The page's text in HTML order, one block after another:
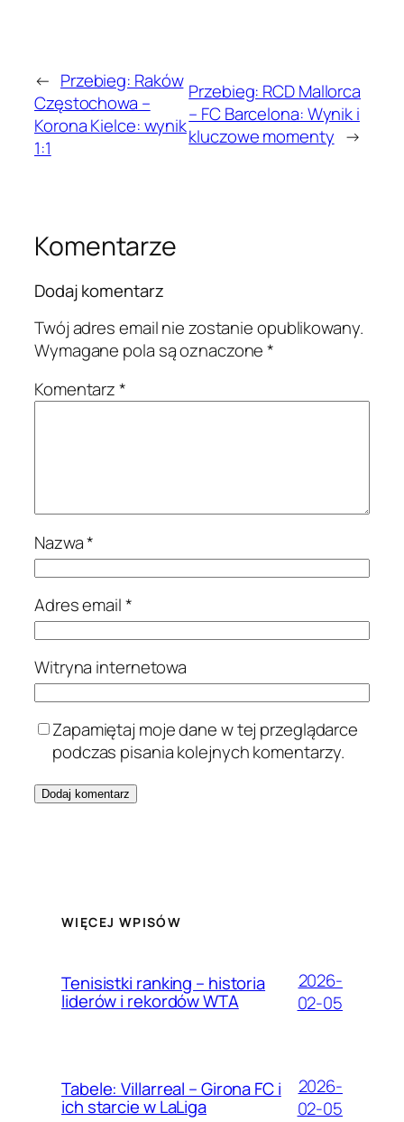
← Przebieg: Raków
Częstochowa –
Korona Kielce: wynik
1:1
Przebieg: RCD Mallorca
– FC Barcelona: Wynik i
kluczowe momenty →
Komentarze
Dodaj komentarz
Twój adres email nie zostanie opublikowany.
Wymagane pola są oznaczone*
Komentarz*
Nazwa*
Adres email*
Witryna internetowa
Zapamiętaj moje dane w tej przeglądarce
podczas pisania kolejnych komentarzy.
WIĘCEJ WPISÓW
Tenisistki ranking – historia
liderów i rekordów WTA
2026-
02-05
Tabele: Villarreal – Girona FC i
ich starcie w LaLiga
2026-
02-05